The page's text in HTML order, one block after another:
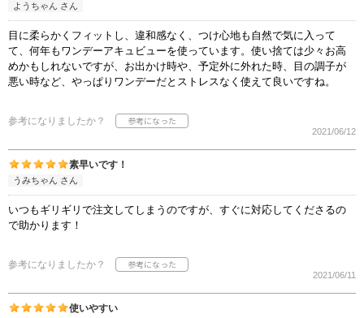
ようちゃん さん
目に柔らかくフィットし、違和感なく、つけ心地も自然で気に入って
て、何年もワンデーアキュビューを使っています。使い捨ては少々お高
めかもしれないですが、お出かけ時や、予定外に外れた時、目の調子が
悪い時など、やっぱりワンデーだとストレスなく使えて良いですね。
参考になりましたか？
2021/06/12
素早いです！
うみちゃん さん
いつもギリギリで注文してしまうのですが、すぐに対応してくださるの
で助かります！
参考になりましたか？
2021/06/11
使いやすい